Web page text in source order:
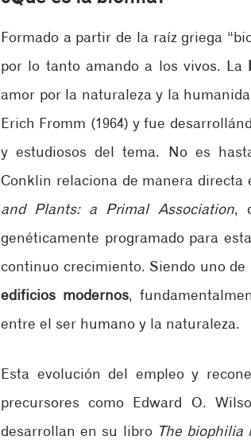
Formado a partir de la raíz griega
por lo tanto amando a los vivos. La
amor por la naturaleza y la
Erich Fromm (1964) y fue
y estudiosos del tema. No es
Conklin relaciona de manera
and Plants: a Primal Association,
genéticamente programado para
edificios modernos,
entre el ser humano y la naturaleza.
Esta evolución del empleo y
precursores como Edward O.
desarrollan en su libro The biophilia